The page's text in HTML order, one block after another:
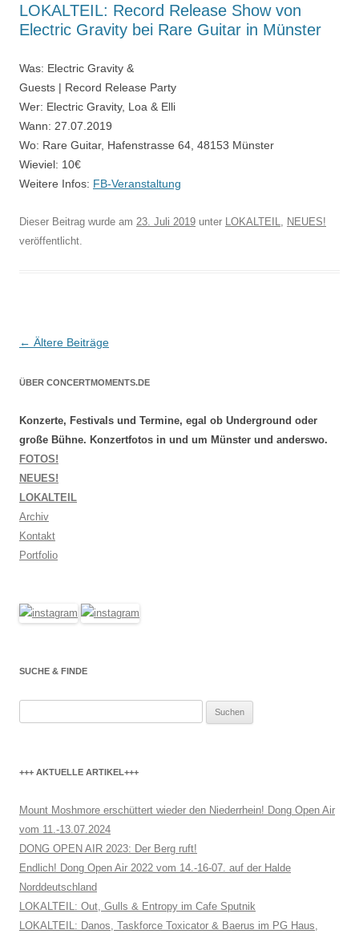
LOKALTEIL: Record Release Show von
Electric Gravity bei Rare Guitar in Münster
Was: Electric Gravity &
Guests | Record Release Party
Wer: Electric Gravity, Loa & Elli
Wann: 27.07.2019
Wo: Rare Guitar, Hafenstrasse 64, 48153 Münster
Wieviel: 10€
Weitere Infos: FB-Veranstaltung
Dieser Beitrag wurde am 23. Juli 2019 unter LOKALTEIL, NEUES!
veröffentlicht.
Beitragsnavigation
← Ältere Beiträge
ÜBER CONCERTMOMENTS.DE
Konzerte, Festivals und Termine, egal ob Underground oder
große Bühne. Konzertfotos in und um Münster und anderswo.
FOTOS!
NEUES!
LOKALTEIL
Archiv
Kontakt
Portfolio
SUCHE & FINDE
+++ AKTUELLE ARTIKEL+++
Mount Moshmore erschüttert wieder den Niederrhein! Dong Open Air
vom 11.-13.07.2024
DONG OPEN AIR 2023: Der Berg ruft!
Endlich! Dong Open Air 2022 vom 14.-16-07. auf der Halde
Norddeutschland
LOKALTEIL: Out, Gulls & Entropy im Cafe Sputnik
LOKALTEIL: Danos, Taskforce Toxicator & Baerus im PG Haus,